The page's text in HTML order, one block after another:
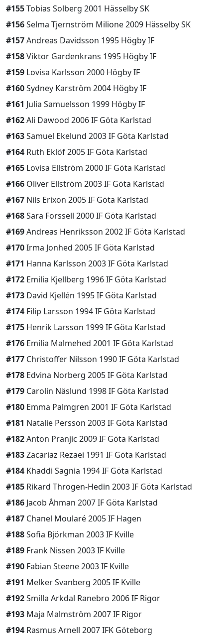
#155Tobias Solberg 2001 Hässelby SK
#156Selma Tjernström Milione 2009 Hässelby SK
#157Andreas Davidsson 1995 Högby IF
#158Viktor Gardenkrans 1995 Högby IF
#159 Lovisa Karlsson 2000 Högby IF
#160Sydney Karström 2004 Högby IF
#161 Julia Samuelsson 1999 Högby IF
#162Ali Dawood 2006 IF Göta Karlstad
#163Samuel Ekelund 2003 IF Göta Karlstad
#164 Ruth Eklöf 2005 IF Göta Karlstad
#165 Lovisa Ellström 2000 IF Göta Karlstad
#166 Oliver Ellström 2003 IF Göta Karlstad
#167 Nils Erixon 2005 IF Göta Karlstad
#168Sara Forssell 2000 IF Göta Karlstad
#169Andreas Henriksson 2002 IF Göta Karlstad
#170Irma Jonhed 2005 IF Göta Karlstad
#171 Hanna Karlsson 2003 IF Göta Karlstad
#172 Emilia Kjellberg 1996 IF Göta Karlstad
#173 David Kjellén 1995 IF Göta Karlstad
#174 Filip Larsson 1994 IF Göta Karlstad
#175 Henrik Larsson 1999 IF Göta Karlstad
#176 Emilia Malmehed 2001 IF Göta Karlstad
#177 Christoffer Nilsson 1990 IF Göta Karlstad
#178 Edvina Norberg 2005 IF Göta Karlstad
#179 Carolin Näslund 1998 IF Göta Karlstad
#180 Emma Palmgren 2001 IF Göta Karlstad
#181 Natalie Persson 2003 IF Göta Karlstad
#182Anton Pranjic 2009 IF Göta Karlstad
#183Zacariaz Rezaei 1991 IF Göta Karlstad
#184 Khaddi Sagnia 1994 IF Göta Karlstad
#185 Rikard Throgen-Hedin 2003 IF Göta Karlstad
#186 Jacob Åhman 2007 IF Göta Karlstad
#187 Chanel Moularé 2005 IF Hagen
#188Sofia Björkman 2003 IF Kville
#189 Frank Nissen 2003 IF Kville
#190 Fabian Steene 2003 IF Kville
#191 Melker Svanberg 2005 IF Kville
#192Smilla Arkdal Ranebro 2006 IF Rigor
#193 Maja Malmström 2007 IF Rigor
#194 Rasmus Arnell 2007 IFK Göteborg